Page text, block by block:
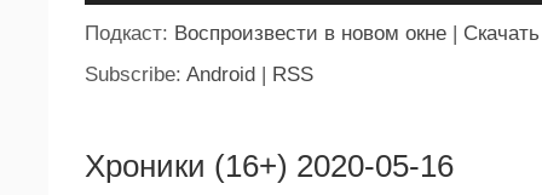
Подкаст: Воспроизвести в новом окне | Скачать
Subscribe: Android | RSS
Хроники (16+) 2020-05-16